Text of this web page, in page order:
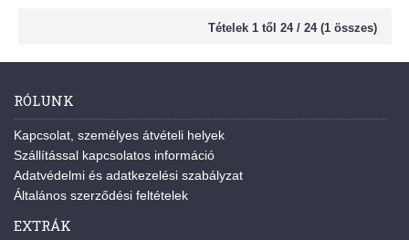
Tételek 1 től 24 / 24 (1 összes)
RÓLUNK
Kapcsolat, személyes átvételi helyek
Szállítással kapcsolatos információ
Adatvédelmi és adatkezelési szabályzat
Általános szerződési feltételek
EXTRÁK